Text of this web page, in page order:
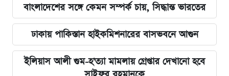
বাংলাদেশের সঙ্গে কেমন সম্পর্ক চায়, সিদ্ধান্ত ভারতের
ঢাকায় পাকিস্তান হাইকমিশনারের বাসভবনে আগুন
ইলিয়াস আলী গুম-হ'ত্যা মামলায় গ্রেপ্তার দেখানো হবে